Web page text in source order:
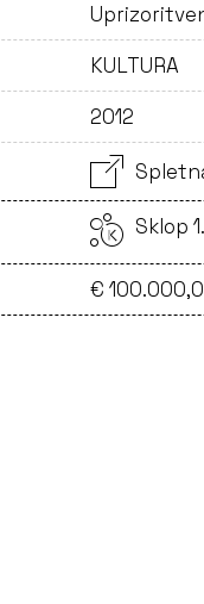
KULTURA
2012
Sklop
€